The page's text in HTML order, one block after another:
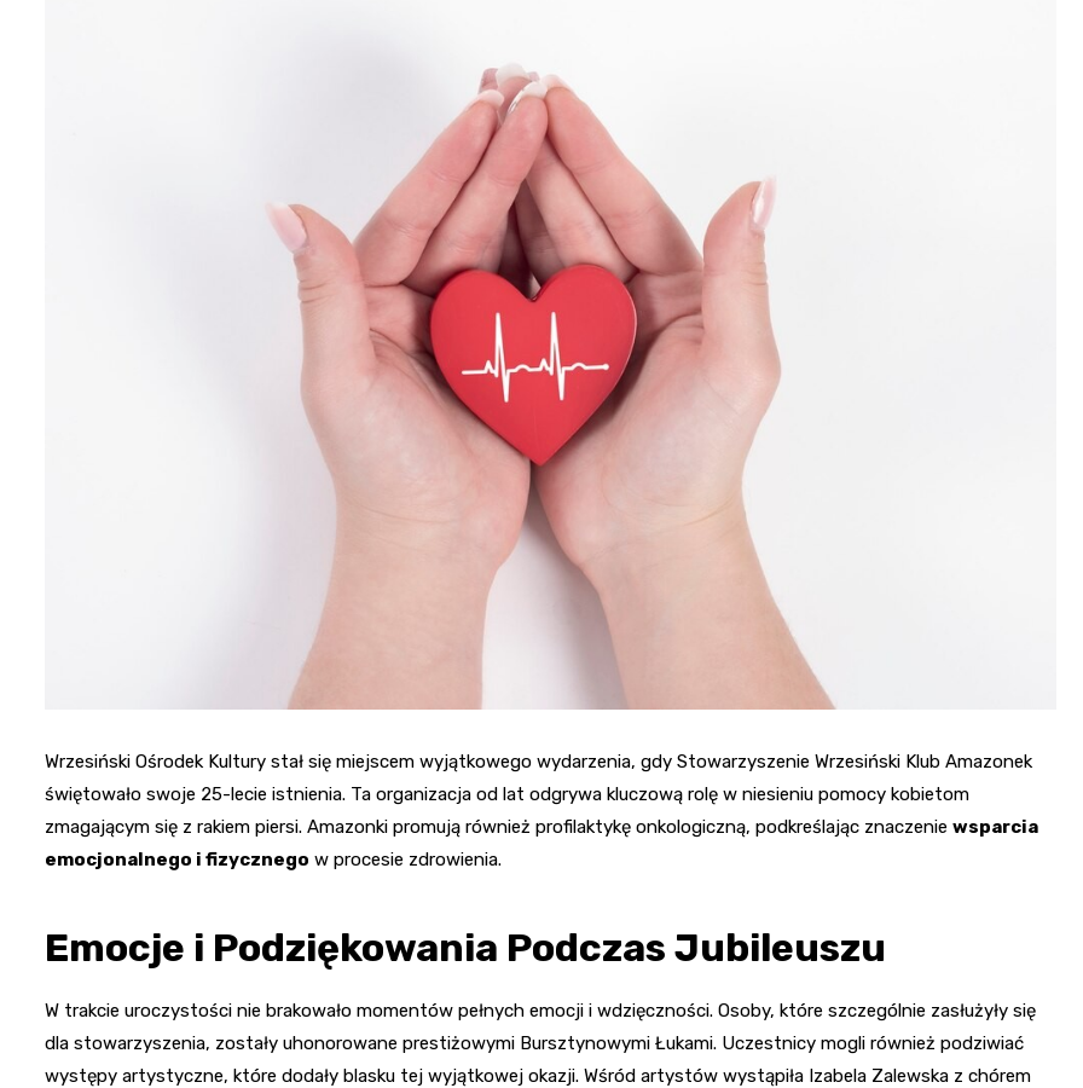
Wrzesiński Ośrodek Kultury stał się miejscem wyjątkowego wydarzenia, gdy Stowarzyszenie Wrzesiński Klub Amazonek
świętowało swoje 25-lecie istnienia. Ta organizacja od lat odgrywa kluczową rolę w niesieniu pomocy kobietom
zmagającym się z rakiem piersi. Amazonki promują również profilaktykę onkologiczną, podkreślając znaczenie wsparcia
emocjonalnego i fizycznego w procesie zdrowienia.
Emocje i Podziękowania Podczas Jubileuszu
W trakcie uroczystości nie brakowało momentów pełnych emocji i wdzięczności. Osoby, które szczególnie zasłużyły się
dla stowarzyszenia, zostały uhonorowane prestiżowymi Bursztynowymi Łukami. Uczestnicy mogli również podziwiać
występy artystyczne, które dodały blasku tej wyjątkowej okazji. Wśród artystów wystąpiła Izabela Zalewska z chórem